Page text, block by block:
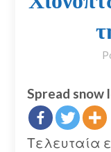
Spread snow
Τελευταία